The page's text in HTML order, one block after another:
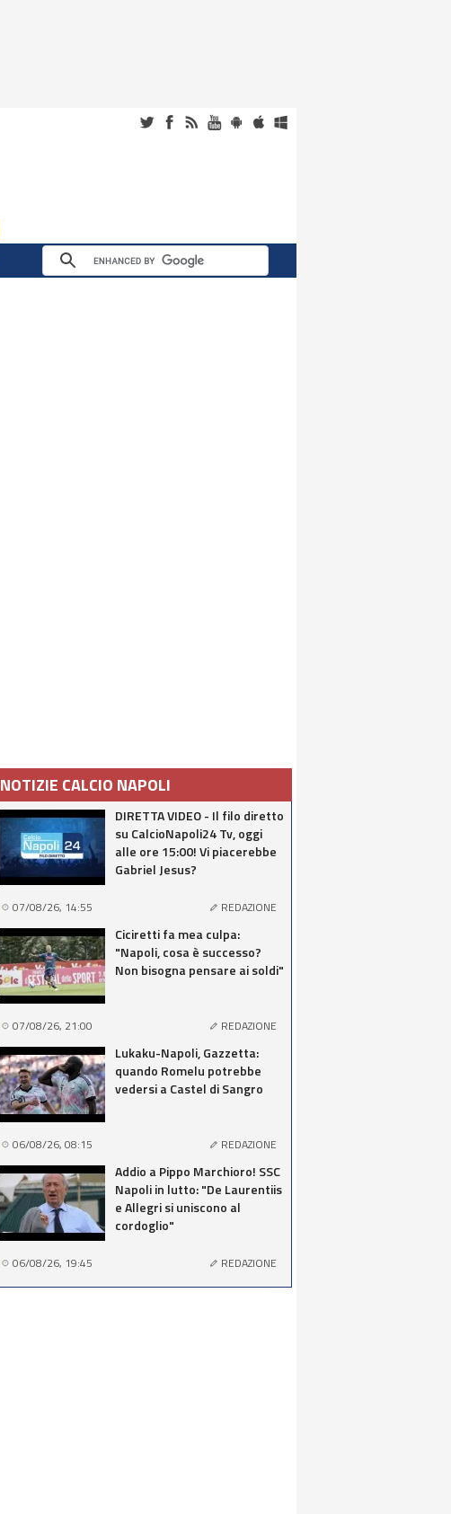
NOTIZIE CALCIO NAPOLI
DIRETTA VIDEO - Il filo diretto
su CalcioNapoli24 Tv, oggi
alle ore 15:00! Vi piacerebbe
Gabriel Jesus?
07/08/26, 14:55 REDAZIONE
Ciciretti fa mea culpa:
"Napoli, cosa è successo?
Non bisogna pensare ai soldi"
07/08/26, 21:00 REDAZIONE
Lukaku-Napoli, Gazzetta:
quando Romelu potrebbe
vedersi a Castel di Sangro
06/08/26, 08:15 REDAZIONE
Addio a Pippo Marchioro! SSC
Napoli in lutto: "De Laurentiis
e Allegri si uniscono al
cordoglio"
06/08/26, 19:45 REDAZIONE